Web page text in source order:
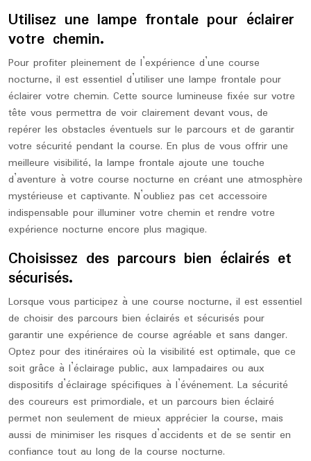
Utilisez une lampe frontale pour éclairer
votre chemin.
Pour profiter pleinement de l’expérience d’une course
nocturne, il est essentiel d’utiliser une lampe frontale pour
éclairer votre chemin. Cette source lumineuse fixée sur votre
tête vous permettra de voir clairement devant vous, de
repérer les obstacles éventuels sur le parcours et de garantir
votre sécurité pendant la course. En plus de vous offrir une
meilleure visibilité, la lampe frontale ajoute une touche
d’aventure à votre course nocturne en créant une atmosphère
mystérieuse et captivante. N’oubliez pas cet accessoire
indispensable pour illuminer votre chemin et rendre votre
expérience nocturne encore plus magique.
Choisissez des parcours bien éclairés et
sécurisés.
Lorsque vous participez à une course nocturne, il est essentiel
de choisir des parcours bien éclairés et sécurisés pour
garantir une expérience de course agréable et sans danger.
Optez pour des itinéraires où la visibilité est optimale, que ce
soit grâce à l’éclairage public, aux lampadaires ou aux
dispositifs d’éclairage spécifiques à l’événement. La sécurité
des coureurs est primordiale, et un parcours bien éclairé
permet non seulement de mieux apprécier la course, mais
aussi de minimiser les risques d’accidents et de se sentir en
confiance tout au long de la course nocturne.